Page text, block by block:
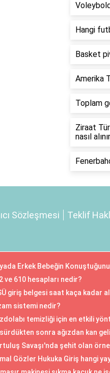
Hangi
Basket
Amerika
Toplam
Ziraat
nasıl
Sözleşmesi Teklif
Erkek Bebeğin
ve 610 hesapları nedir?
giriş belgesi saat kaça kadar
sistemi nedir?
temizliği için en etkili
sonra ağızdan kan
Savaşı'nda şehit olan
Gözler Hukuka Giriş hangi